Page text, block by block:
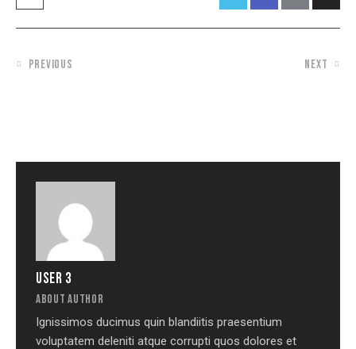
PREVIOUS NEXT
USER 3
ABOUT AUTHOR
Ignissimos ducimus quin blandiitis praesentium
voluptatem deleniti atque corrupti quos dolores et